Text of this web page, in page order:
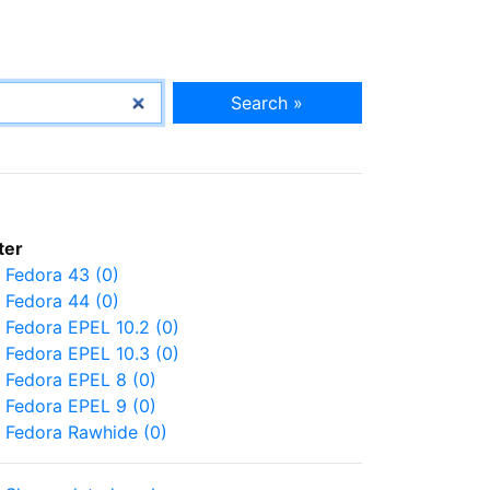
Search »
Fedora 43 (0)
Fedora 44 (0)
Fedora EPEL 10.2 (0)
Fedora EPEL 10.3 (0)
Fedora EPEL 8 (0)
Fedora EPEL 9 (0)
Fedora Rawhide (0)